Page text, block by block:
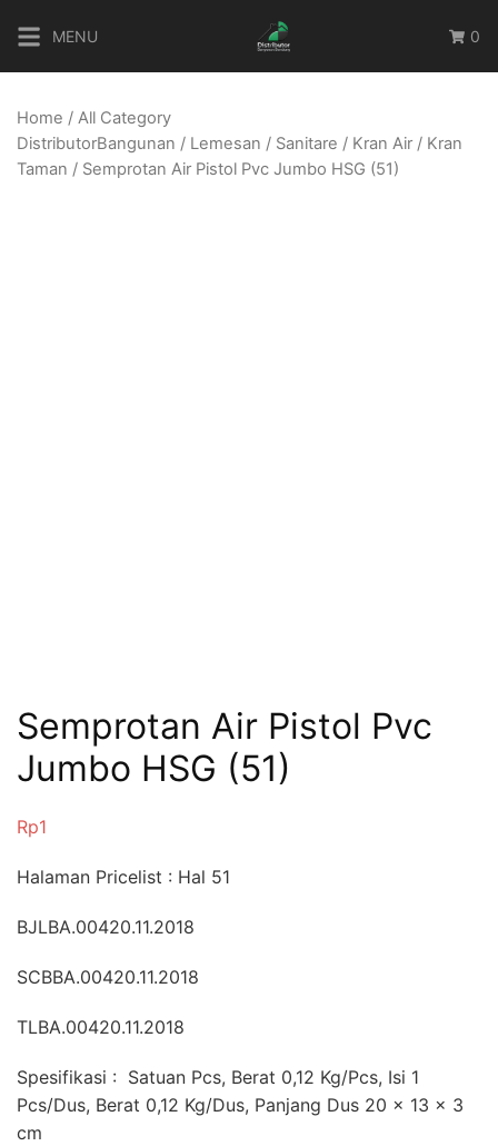
content
MENU 0
Home / All Category
DistributorBangunan / Lemesan / Sanitare / Kran Air / Kran
Taman / Semprotan Air Pistol Pvc Jumbo HSG (51)
Semprotan Air Pistol Pvc
Jumbo HSG (51)
Rp1
Halaman Pricelist : Hal 51
BJLBA.00420.11.2018
SCBBA.00420.11.2018
TLBA.00420.11.2018
Spesifikasi : Satuan Pcs, Berat 0,12 Kg/Pcs, Isi 1
Pcs/Dus, Berat 0,12 Kg/Dus, Panjang Dus 20 x 13 x 3
cm